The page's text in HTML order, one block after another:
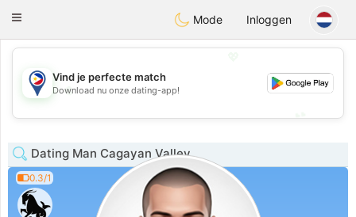
PhilippinesChat
Toggle
Mode Inloggen
💖
Vind je perfecte match
Download nu onze dating-app!
Dating Man Cagayan Valley
0.3/1